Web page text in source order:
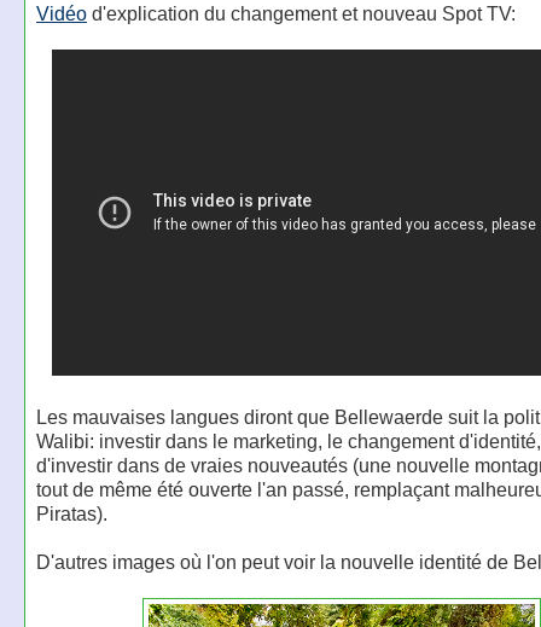
Vidéod'explication du changement et nouveau Spot TV:
Les mauvaises langues diront que Bellewaerde suit la
Walibi: investir dans le marketing, le changement
d'investir dans de vraies nouveautés (une nouvelle
tout de même été ouverte l'an passé, remplaçant
Piratas).
D'autres images où l'on peut voir la nouvelle identité de